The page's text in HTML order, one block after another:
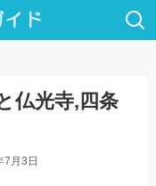
仏光寺,四条
7月3日